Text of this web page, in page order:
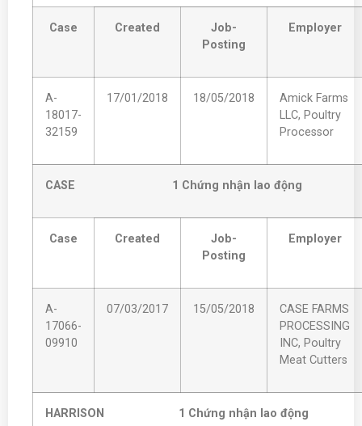
Case Created
Job-
Posting
Employer
A-
18017-
32159
17/01/2018 18/05/2018
Amick Farms
LLC, Poultry
Processor
CASE 1 Chứng nhận lao động
Case Created
Job-
Posting
Employer
A-
17066-
09910
07/03/2017 15/05/2018
CASE FARMS
PROCESSING
INC, Poultry
Meat Cutters
HARRISON 1 Chứng nhận lao động